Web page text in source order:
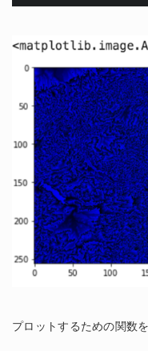
プロットするための関数